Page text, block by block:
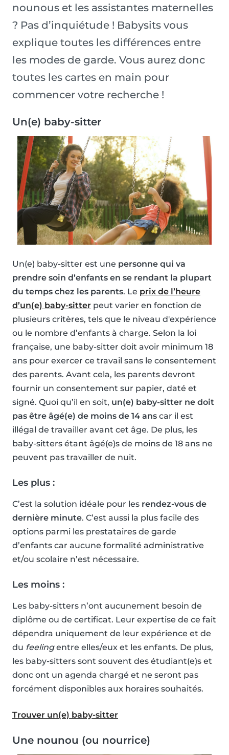
nounous et les assistantes maternelles
? Pas d’inquiétude ! Babysits vous
explique toutes les différences entre
les modes de garde. Vous aurez donc
toutes les cartes en main pour
commencer votre recherche !
Un(e) baby-sitter
Un(e) baby-sitter est une personne qui va
prendre soin d’enfants en se rendant la plupart
du temps chez les parents. Le prix de l’heure
d’un(e) baby-sitter peut varier en fonction de
plusieurs critères, tels que le niveau d'expérience
ou le nombre d’enfants à charge. Selon la loi
française, une baby-sitter doit avoir minimum 18
ans pour exercer ce travail sans le consentement
des parents. Avant cela, les parents devront
fournir un consentement sur papier, daté et
signé. Quoi qu’il en soit, un(e) baby-sitter ne doit
pas être âgé(e) de moins de 14 ans car il est
illégal de travailler avant cet âge. De plus, les
baby-sitters étant âgé(e)s de moins de 18 ans ne
peuvent pas travailler de nuit.
Les plus :
C’est la solution idéale pour les rendez-vous de
dernière minute. C’est aussi la plus facile des
options parmi les prestataires de garde
d’enfants car aucune formalité administrative
et/ou scolaire n’est nécessaire.
Les moins :
Les baby-sitters n’ont aucunement besoin de
diplôme ou de certificat. Leur expertise de ce fait
dépendra uniquement de leur expérience et de
du feelingentre elles/eux et les enfants. De plus,
les baby-sitters sont souvent des étudiant(e)s et
donc ont un agenda chargé et ne seront pas
forcément disponibles aux horaires souhaités.
Trouver un(e) baby-sitter
Une nounou (ou nourrice)